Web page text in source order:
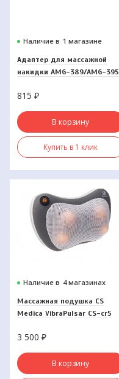
Наличие в 1 магазине
Адаптер для массажной
накидки AMG-389/AMG-395
815 ₽
В корзину
Купить в 1 клик
Наличие в 4 магазинах
Массажная подушка CS
Medica VibraPulsar CS-cr5
3 500 ₽
В корзину